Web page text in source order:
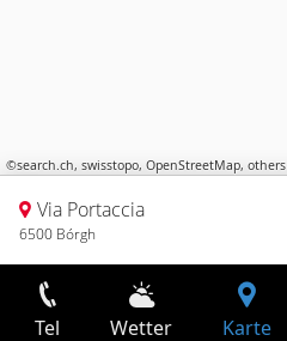
©search.ch, swisstopo, OpenStreetMap, others
Via Portaccia
6500 Bórgh
Tel Wetter Karte